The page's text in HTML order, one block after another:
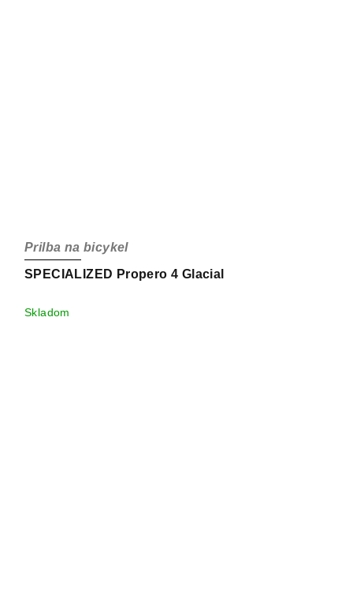
SPECIALIZED Propero 4 Glacial
Prilba na bicykel
Skladom